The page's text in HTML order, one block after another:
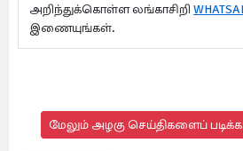
அறிந்துக்கொள்ள லங்காசிறி
இணையுங்கள்.
மேலும் அழகு செய்திகளைப்